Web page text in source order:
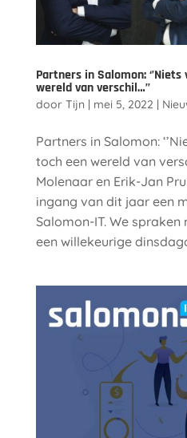
Partners in Salomon:
wereld van verschil…’’
door Tijn mei 5, 2022
Partners in Salomon:
toch een wereld van
Molenaar en Erik-Jan
ingang van dit jaar een
Salomon-IT. We
een willekeurige